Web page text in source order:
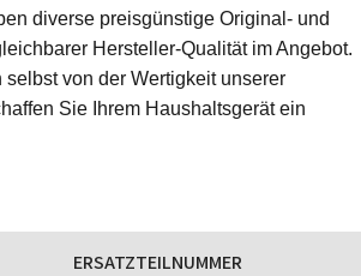
diverse preisgünstige Original- und
Hersteller-Qualität im Angebot.
von der Wertigkeit unserer
Sie Ihrem Haushaltsgerät ein
ERSATZTEILNUMMER